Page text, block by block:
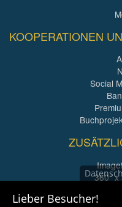
KOOPERATIONEN
Social
360° x
Lieber Besucher!